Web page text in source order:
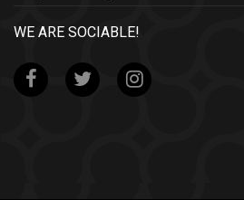
WE ARE SOCIABLE!